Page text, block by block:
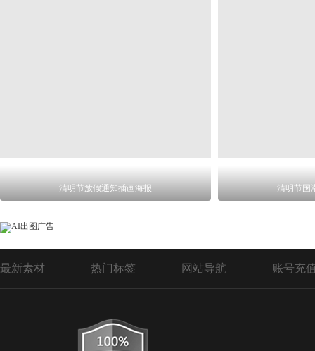
清明节放假通知插画海报 清明节国
最新素材 热门标签 网站导航 账号充